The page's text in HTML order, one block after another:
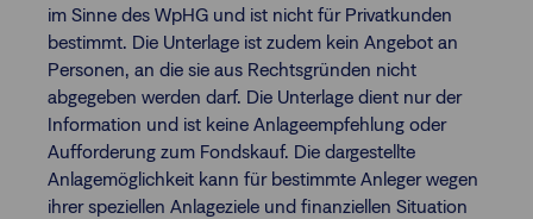
im Sinne des WpHG und ist nicht für Privatkunden
bestimmt. Die Unterlage ist zudem kein Angebot an
Personen, an die sie aus Rechtsgründen nicht
abgegeben werden darf. Die Unterlage dient nur der
Information und ist keine Anlageempfehlung oder
Aufforderung zum Fondskauf. Die dargestellte
Anlagemöglichkeit kann für bestimmte Anleger wegen
ihrer speziellen Anlageziele und finanziellen Situation